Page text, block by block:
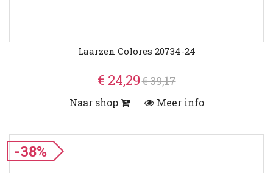
Laarzen Colores 20734-24
€ 24,29€ 39,17
Naar shop Meer info
-38%